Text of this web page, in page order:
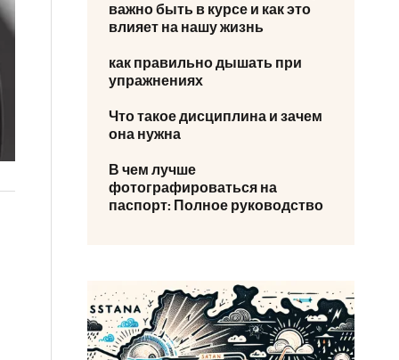
важно быть в курсе и как это
влияет на нашу жизнь
как правильно дышать при
упражнениях
Что такое дисциплина и зачем
она нужна
В чем лучше
фотографироваться на
паспорт: Полное руководство